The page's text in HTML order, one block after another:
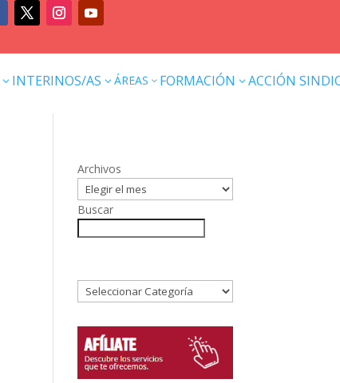
3 INTERINOS/AS 3ÁREAS 3 FORMACIÓN 3 ACCIÓN
Archivos
Buscar